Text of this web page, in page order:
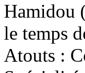
Hamidou
le temps
Atouts :